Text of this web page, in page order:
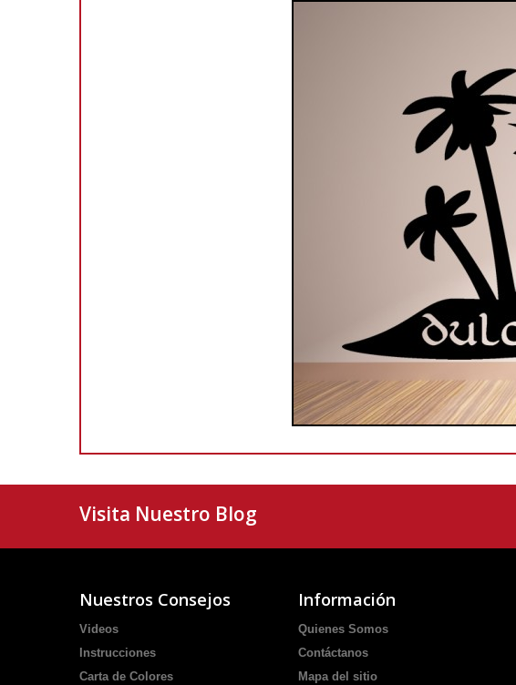
Visita Nuestro Blog
Nuestros Consejos
Videos
Instrucciones
Carta de Colores
Información
Quienes Somos
Contáctanos
Mapa del sitio